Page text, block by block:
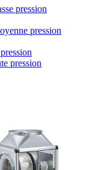
pression
pression
pression